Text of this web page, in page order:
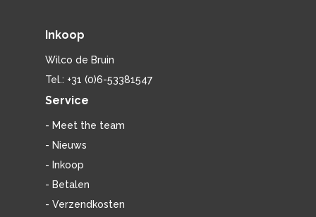
Inkoop
Wilco de Bruin
Tel.: +31 (0)6-53381547
Service
- Meet the team
- Nieuws
- Inkoop
- Betalen
- Verzendkosten